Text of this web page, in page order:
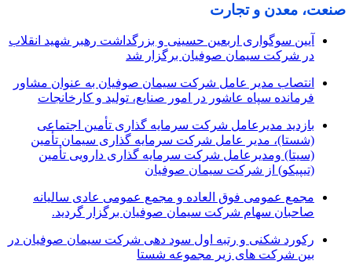
صنعت، معدن و تجارت
آیین سوگواری اربعین حسینی و بزرگداشت رهبر شهید انقلاب
در شرکت سیمان صوفیان برگزار شد
انتصاب مدیر عامل شرکت سیمان صوفیان به عنوان مشاور
فرمانده سپاه عاشور در امور صنایع، تولید و کارخانجات
بازدید مدیرعامل شرکت سرمایه گذاری تأمین اجتماعی
(شستا)، مدیر عامل شرکت سرمایه گذاری سیمان تأمین
(سیتا) ومدیرعامل شرکت سرمایه گذاری دارویی تأمین
(تیپیکو) از شرکت سیمان صوفیان
مجمع عمومی فوق العاده و مجمع عمومی عادی سالیانه
صاحبان سهام شرکت سیمان صوفیان برگزار گردید.
رکورد شکنی و رتبه اول سود دهی شرکت سیمان صوفیان در
بین شرکت های زیر مجموعه شستا